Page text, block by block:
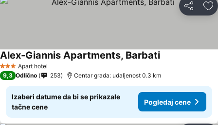
Deli
3 ZvezdiceApart hotel
Alex-Giannis Apartments, BarbatiPogledaj cene
9,3 Odlično 253 Centar grada: udaljenost 0.3 km
Izaberi datume da bi se prikazale
tačne cene
Pogledaj cene